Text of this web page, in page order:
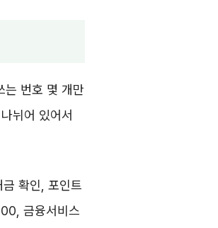
는 번호 몇 개만
뉘어 있어서
확인, 포인트
금융서비스